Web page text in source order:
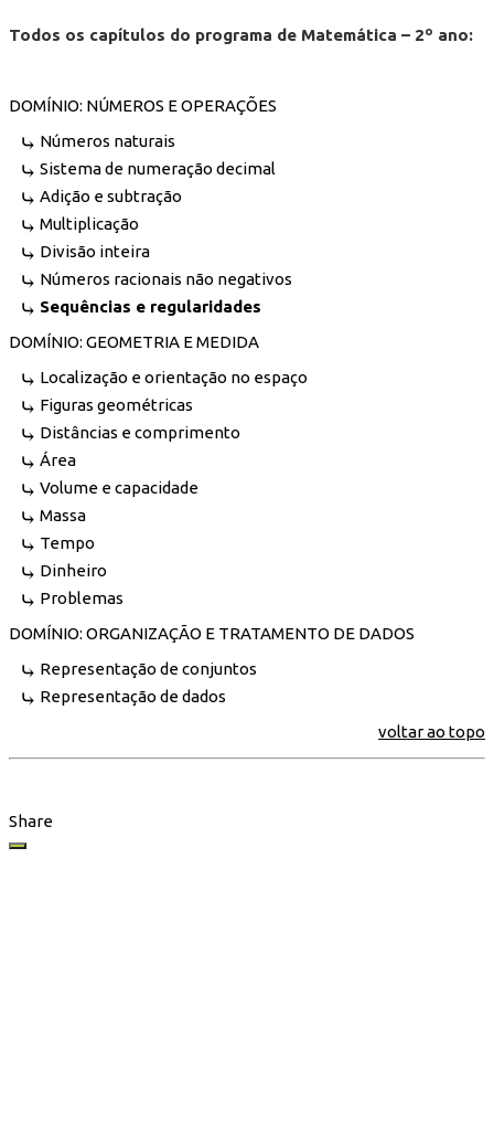
Todos os capítulos do programa de Matemática – 2º ano:
DOMÍNIO: NÚMEROS E OPERAÇÕES
Números naturais
Sistema de numeração decimal
Adição e subtração
Multiplicação
Divisão inteira
Números racionais não negativos
Sequências e regularidades
DOMÍNIO: GEOMETRIA E MEDIDA
Localização e orientação no espaço
Figuras geométricas
Distâncias e comprimento
Área
Volume e capacidade
Massa
Tempo
Dinheiro
Problemas
DOMÍNIO: ORGANIZAÇÃO E TRATAMENTO DE DADOS
Representação de conjuntos
Representação de dados
voltar ao topo
Share